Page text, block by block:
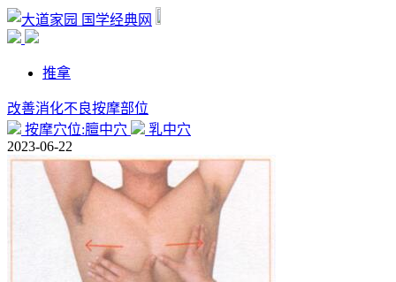
国学经典网
推拿
改善消化不良按摩部位
按摩穴位:膻中穴
乳中穴
2023-06-22